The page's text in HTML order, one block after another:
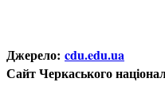
Джерело: cdu.edu.ua
Сайт Черкаського